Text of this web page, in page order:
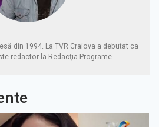
din 1994. La TVR Craiova a debutat ca
redactor la Redacţia Programe.